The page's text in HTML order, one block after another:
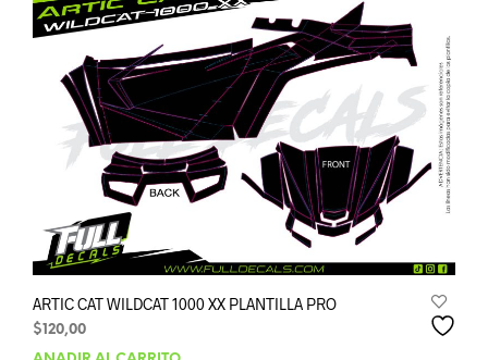
ARTIC CAT WILDCAT 1000 XX PLANTILLA PRO
$120,00